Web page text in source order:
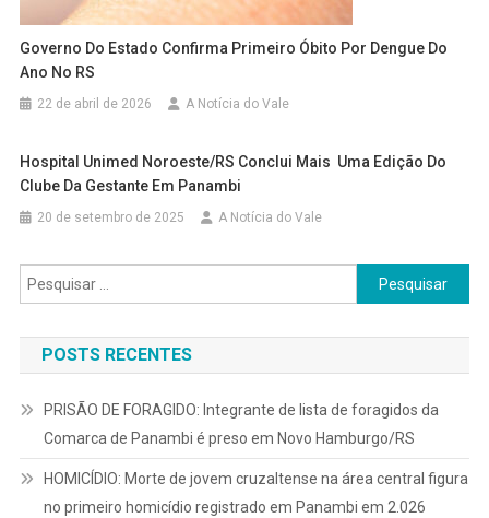
Governo Do Estado Confirma Primeiro Óbito Por Dengue Do
Ano No RS
22 de abril de 2026 A Notícia do Vale
Hospital Unimed Noroeste/RS Conclui Mais Uma Edição Do
Clube Da Gestante Em Panambi
20 de setembro de 2025 A Notícia do Vale
Pesquisar
por:
POSTS RECENTES
PRISÃO DE FORAGIDO: Integrante de lista de foragidos da
Comarca de Panambi é preso em Novo Hamburgo/RS
HOMICÍDIO: Morte de jovem cruzaltense na área central figura
no primeiro homicídio registrado em Panambi em 2.026